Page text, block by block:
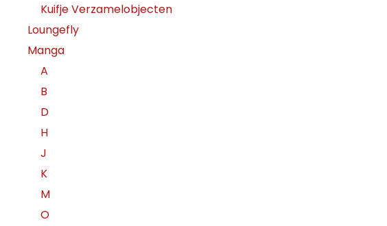
Kuifje Verzamelobjecten
Loungefly
Manga
A
B
D
H
J
K
M
O